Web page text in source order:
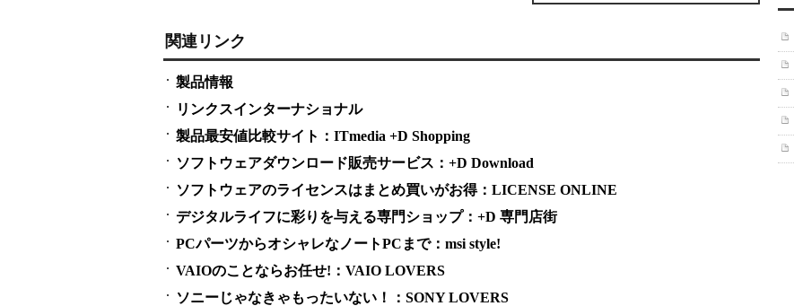
関連リンク
製品情報
リンクスインターナショナル
製品最安値比較サイト：ITmedia +D Shopping
ソフトウェアダウンロード販売サービス：+D Download
ソフトウェアのライセンスはまとめ買いがお得：LICENSE ONLINE
デジタルライフに彩りを与える専門ショップ：+D 専門店街
PCパーツからオシャレなノートPCまで：msi style!
VAIOのことならお任せ!：VAIO LOVERS
ソニーじゃなきゃもったいない！：SONY LOVERS